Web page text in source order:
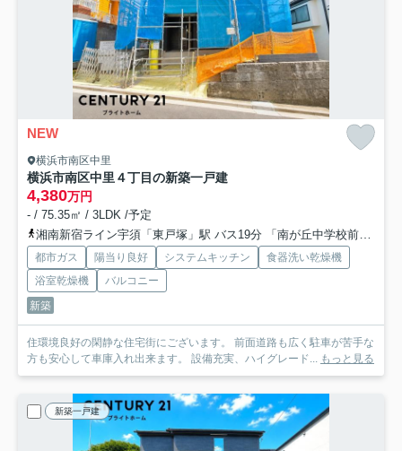
NEW
横浜市南区中里
横浜市南区中里４丁目の新築一戸建
4,380万円
- / 75.35㎡ / 3LDK /予定
湘南新宿ライン宇須「東戸塚」駅 バス19分 「南が丘中学校前」 停歩8分
都市ガス 陽当り良好 システムキッチン
食器洗い乾燥機
浴室乾燥機
バルコニー
新築
住環境良好の閑静な住宅街にございます。 前面道路も広く駐車が苦手な
方も安心して車庫入れ出来ます。 設備充実、ハイグレード... もっと見る
新築一戸建